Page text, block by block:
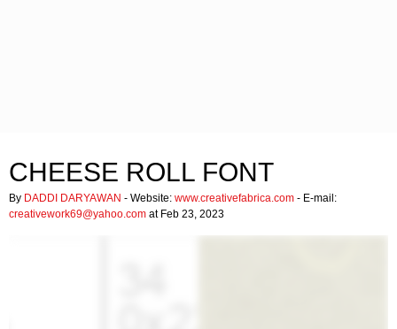
CHEESE ROLL FONT
By DADDI DARYAWAN - Website: www.creativefabrica.com - E-mail:
creativework69@yahoo.com at Feb 23, 2023